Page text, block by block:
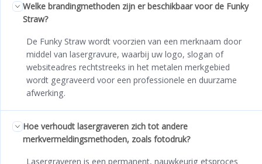
Welke brandingmethoden zijn er beschikbaar voor de Funky
Straw?
De Funky Straw wordt voorzien van een merknaam door
middel van lasergravure, waarbij uw logo, slogan of
websiteadres rechtstreeks in het metalen merkgebied
wordt gegraveerd voor een professionele en duurzame
afwerking.
Hoe verhoudt lasergraveren zich tot andere
merkvermeldingsmethoden, zoals fotodruk?
Lasergraveren is een permanent, nauwkeurig etsproces